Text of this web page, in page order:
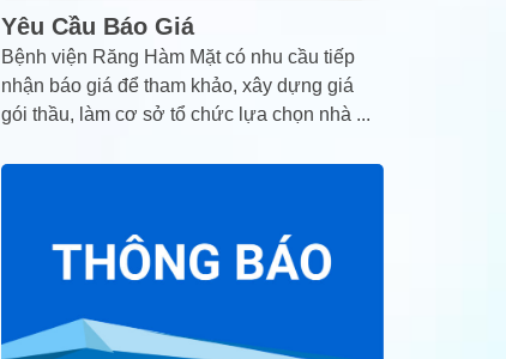
Yêu Cầu Báo Giá
Bệnh viện Răng Hàm Mặt có nhu cầu tiếp
nhận báo giá để tham khảo, xây dựng giá
gói thầu, làm cơ sở tổ chức lựa chọn nhà ...